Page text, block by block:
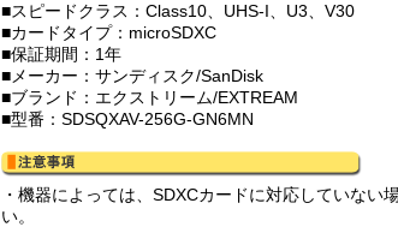
■スピードクラス：Class10、UHS-I、U3、V30
■カードタイプ：microSDXC
■保証期間：1年
■メーカー：サンディスク/SanDisk
■ブランド：エクストリーム/EXTREAM
■型番：SDSQXAV-256G-GN6MN
・機器によっては、SDXCカードに対応していな
い。